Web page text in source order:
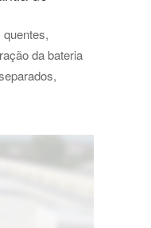
da bateria